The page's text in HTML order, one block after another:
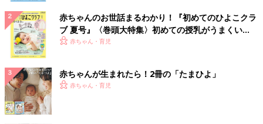
赤ちゃんのお世話まるわかり！『初めてのひよこクラ
ブ 夏号』〈巻頭大特集〉初めての授乳がうまくい
く！ おっぱい・ミルクの基本と夏のトラブル 解決テ
赤ちゃん・育児
赤ちゃんが生まれたら！2冊の「たまひよ」
赤ちゃん・育児